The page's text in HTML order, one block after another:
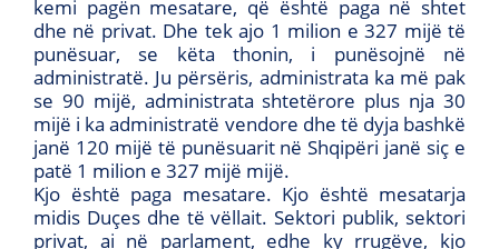
kemi pagën mesatare, që është paga në shtet
dhe në privat. Dhe tek ajo 1 milion e 327 mijë të
punësuar, se këta thonin, i punësojnë në
administratë. Ju përsëris, administrata ka më pak
se 90 mijë, administrata shtetërore plus nja 30
mijë i ka administratë vendore dhe të dyja bashkë
janë 120 mijë të punësuarit në Shqipëri janë siç e
patë 1 milion e 327 mijë mijë.
Kjo është paga mesatare. Kjo është mesatarja
midis Duçes dhe të vëllait. Sektori publik, sektori
privat, ai në parlament, edhe ky rrugëve, kjo